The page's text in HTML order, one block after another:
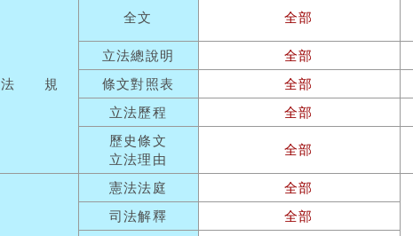
法 規
全文 全部
立法總說明
全部
條文對照表
全部
立法歷程
全部
歷史條文
立法理由
全部
憲法法庭 全部
司法解釋
全部